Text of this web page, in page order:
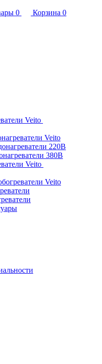
0 Корзина 0
Veito
Veito
220В
380В
Veito
Veito